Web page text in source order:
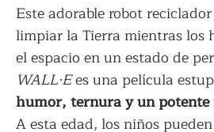
Este adorable robot
limpiar la Tierra mientras los
el espacio en un estado de
WALL·Ees una película
humor, ternura y un potente
A esta edad, los niños